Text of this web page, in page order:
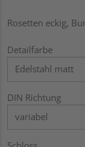
Rosetten eckig,
Detailfarbe
DIN Richtung